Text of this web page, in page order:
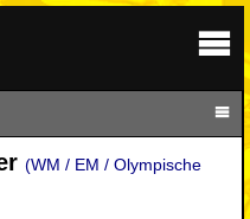
(WM / EM / Olympische